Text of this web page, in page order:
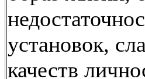
установок,
качеств